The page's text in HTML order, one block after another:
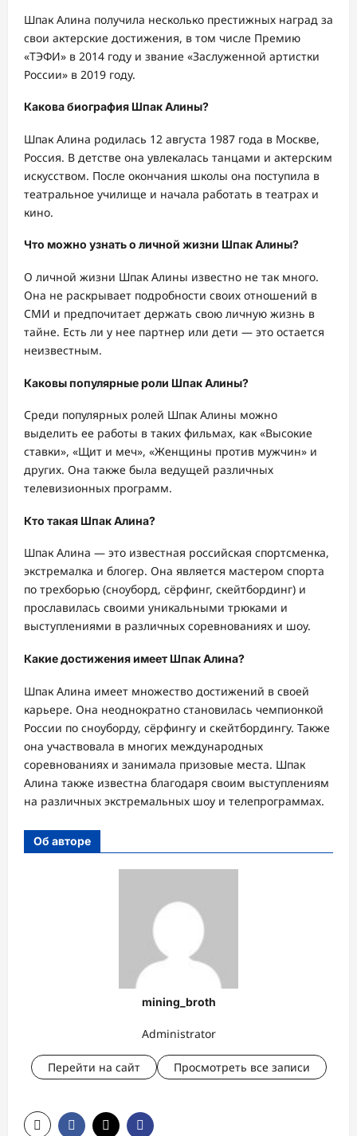
Шпак Алина получила несколько престижных наград за
свои актерские достижения, в том числе Премию
«ТЭФИ» в 2014 году и звание «Заслуженной артистки
России» в 2019 году.
Какова биография Шпак Алины?
Шпак Алина родилась 12 августа 1987 года в Москве,
Россия. В детстве она увлекалась танцами и актерским
искусством. После окончания школы она поступила в
театральное училище и начала работать в театрах и
кино.
Что можно узнать о личной жизни Шпак Алины?
О личной жизни Шпак Алины известно не так много.
Она не раскрывает подробности своих отношений в
СМИ и предпочитает держать свою личную жизнь в
тайне. Есть ли у нее партнер или дети — это остается
неизвестным.
Каковы популярные роли Шпак Алины?
Среди популярных ролей Шпак Алины можно
выделить ее работы в таких фильмах, как «Высокие
ставки», «Щит и меч», «Женщины против мужчин» и
других. Она также была ведущей различных
телевизионных программ.
Кто такая Шпак Алина?
Шпак Алина — это известная российская спортсменка,
экстремалка и блогер. Она является мастером спорта
по трехборью (сноуборд, сёрфинг, скейтбординг) и
прославилась своими уникальными трюками и
выступлениями в различных соревнованиях и шоу.
Какие достижения имеет Шпак Алина?
Шпак Алина имеет множество достижений в своей
карьере. Она неоднократно становилась чемпионкой
России по сноуборду, сёрфингу и скейтбордингу. Также
она участвовала в многих международных
соревнованиях и занимала призовые места. Шпак
Алина также известна благодаря своим выступлениям
на различных экстремальных шоу и телепрограммах.
Об авторе
mining_broth
Administrator
Перейти на сайт Просмотреть все записи